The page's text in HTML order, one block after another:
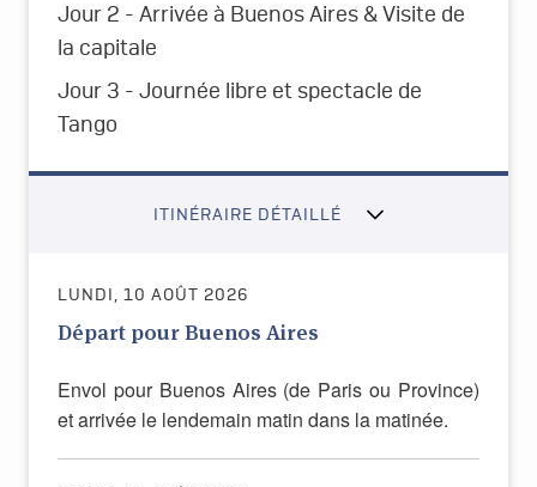
Jour 2 - Arrivée à Buenos Aires & Visite de
la capitale
Jour 3 - Journée libre et spectacle de
Tango
ITINÉRAIRE DÉTAILLÉ
LUNDI, 10 AOÛT 2026
Départ pour Buenos Aires
Envol pour Buenos Aires (de Paris ou Province)
et arrivée le lendemain matin dans la matinée.